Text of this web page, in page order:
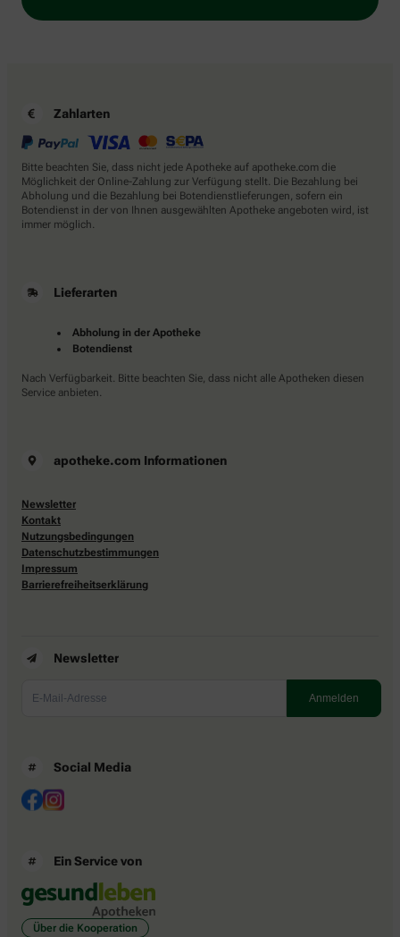
Zahlarten
Bitte beachten Sie, dass nicht jede Apotheke auf apotheke.com die
Möglichkeit der Online-Zahlung zur Verfügung stellt. Die Bezahlung bei
Abholung und die Bezahlung bei Botendienstlieferungen, sofern ein
Botendienst in der von Ihnen ausgewählten Apotheke angeboten wird, ist
immer möglich.
Lieferarten
Abholung in der Apotheke
Botendienst
Nach Verfügbarkeit. Bitte beachten Sie, dass nicht alle Apotheken diesen
Service anbieten.
apotheke.com Informationen
Newsletter
Kontakt
Nutzungsbedingungen
Datenschutzbestimmungen
Impressum
Barrierefreiheitserklärung
Newsletter
Social Media
Ein Service von
Über die Kooperation